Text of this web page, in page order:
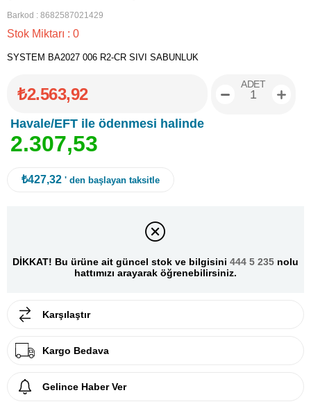
Barkod : 8682587021429
Stok Miktarı : 0
SYSTEM BA2027 006 R2-CR SIVI SABUNLUK
₺2.563,92
Havale/EFT ile ödenmesi halinde
2.307,53
ADET
₺427,32 ' den başlayan taksitle
DİKKAT! Bu ürüne ait güncel stok ve bilgisini 444 5 235 nolu
hattımızı arayarak öğrenebilirsiniz.
Karşılaştır
Kargo Bedava
Gelince Haber Ver